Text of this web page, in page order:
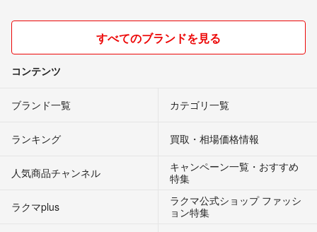
すべてのブランドを見る
コンテンツ
ブランド一覧 カテゴリ一覧
ランキング 買取・相場価格情報
人気商品チャンネル
キャンペーン一覧・おすすめ
特集
ラクマplus
ラクマ公式ショップ ファッシ
ョン特集